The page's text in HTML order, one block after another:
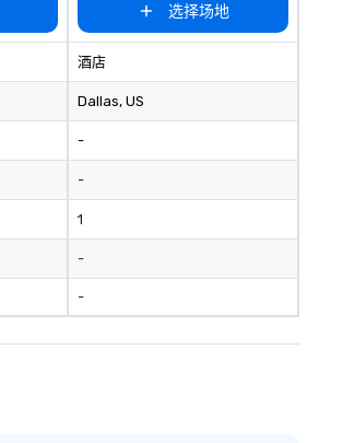
选择场地
酒店
Dallas, US
-
-
1
-
-